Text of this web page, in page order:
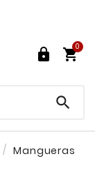
 
0

Mangueras